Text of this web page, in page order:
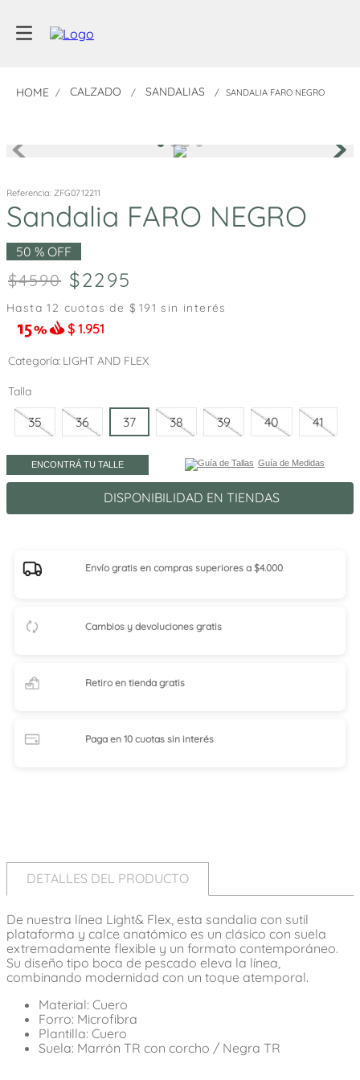
CALZADO SANDALIAS SANDALIA FARO NEGRO
Referencia: ZFG0712211
Sandalia FARO NEGRO
50 % OFF
4590 2295
Hasta12 cuotas de $ 191 sin interés
$ 1.951
Categoría LIGHT AND FLEX
Talla
35 36 37 38 39 40 41
ENCONTRÁ TU TALLE Guía de Medidas
DISPONIBILIDAD EN TIENDAS
Envío gratis en compras superiores a $4.000
Cambios y devoluciones gratis
Retiro en tiendagratis
Paga en 10 cuotassin interés
DETALLES DEL PRODUCTO
De nuestra línea Light& Flex, esta sandalia con sutil
plataforma y calce anatómico es un clásico con suela
extremadamente flexible y un formato contemporáneo.
Su diseño tipo boca de pescado eleva la línea,
combinando modernidad con un toque atemporal.
Material: Cuero
Forro: Microfibra
Plantilla: Cuero
Suela: Marrón TR con corcho / Negra TR